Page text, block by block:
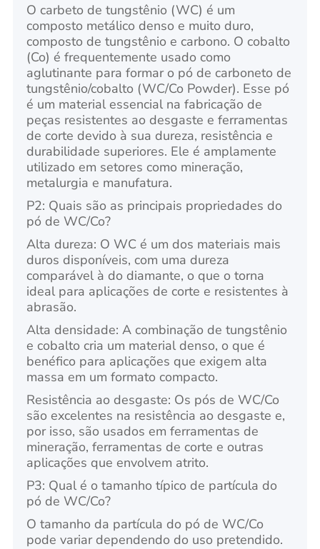
O carbeto de tungstênio (WC) é um
composto metálico denso e muito duro,
composto de tungstênio e carbono. O cobalto
(Co) é frequentemente usado como
aglutinante para formar o pó de carboneto de
tungstênio/cobalto (WC/Co Powder). Esse pó
é um material essencial na fabricação de
peças resistentes ao desgaste e ferramentas
de corte devido à sua dureza, resistência e
durabilidade superiores. Ele é amplamente
utilizado em setores como mineração,
metalurgia e manufatura.
P2: Quais são as principais propriedades do
pó de WC/Co?
Alta dureza: O WC é um dos materiais mais
duros disponíveis, com uma dureza
comparável à do diamante, o que o torna
ideal para aplicações de corte e resistentes à
abrasão.
Alta densidade: A combinação de tungstênio
e cobalto cria um material denso, o que é
benéfico para aplicações que exigem alta
massa em um formato compacto.
Resistência ao desgaste: Os pós de WC/Co
são excelentes na resistência ao desgaste e,
por isso, são usados em ferramentas de
mineração, ferramentas de corte e outras
aplicações que envolvem atrito.
P3: Qual é o tamanho típico de partícula do
pó de WC/Co?
O tamanho da partícula do pó de WC/Co
pode variar dependendo do uso pretendido.